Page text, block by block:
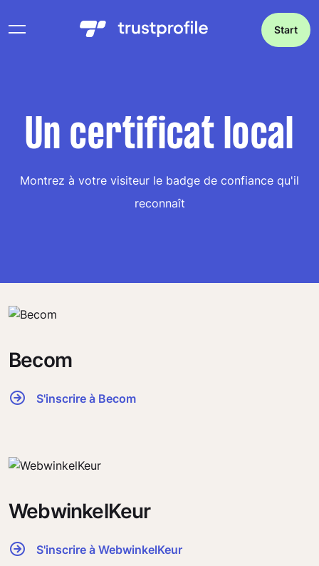
Start
Un certificat local
Montrez à votre visiteur le badge de confiance qu'il
reconnaît
Becom
S'inscrire à Becom
WebwinkelKeur
S'inscrire à WebwinkelKeur